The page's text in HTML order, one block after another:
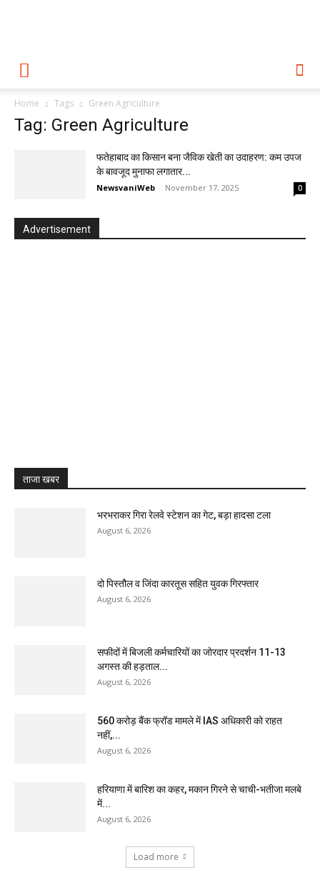
Home Tags Green Agriculture
Tag: Green Agriculture
फतेहाबाद का किसान बना जैविक खेती का उदाहरण: कम उपज
के बावजूद मुनाफा लगातार...
NewsvaniWeb - November 17, 2025 0
Advertisement
ताजा खबर
भरभराकर गिरा रेलवे स्टेशन का गेट, बड़ा हादसा टला
August 6, 2026
दो पिस्तौल व जिंदा कारतूस सहित युवक गिरफ्तार
August 6, 2026
सफीदों में बिजली कर्मचारियों का जोरदार प्रदर्शन 11-13
अगस्त की हड़ताल...
August 6, 2026
₹560 करोड़ बैंक फ्रॉड मामले में IAS अधिकारी को राहत
नहीं,...
August 6, 2026
हरियाणा में बारिश का कहर, मकान गिरने से चाची-भतीजा मलबे
में...
August 6, 2026
Load more